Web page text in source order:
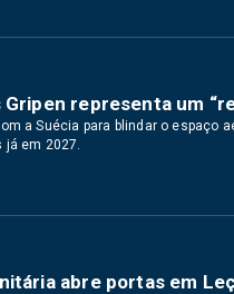
representa um
a Suécia para blindar o espaço
já em 2027.
abre portas em